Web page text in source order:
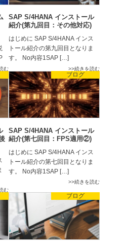
む
SAP S/4HANA インストール
紹介(第九回目：その他対応)
はじめに SAP S/4HANA インス
トール紹介の第九回目となりま
す。 No内容1SAP […]
続きを読む
む
ブログ
SAP S/4HANA インストール
紹介(第七回目：FPS適用②)
はじめに SAP S/4HANA インス
トール紹介の第七回目となりま
す。 No内容1SAP […]
続きを読む
ブログ